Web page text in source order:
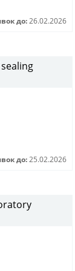
до:26.02.2026
до:25.02.2026